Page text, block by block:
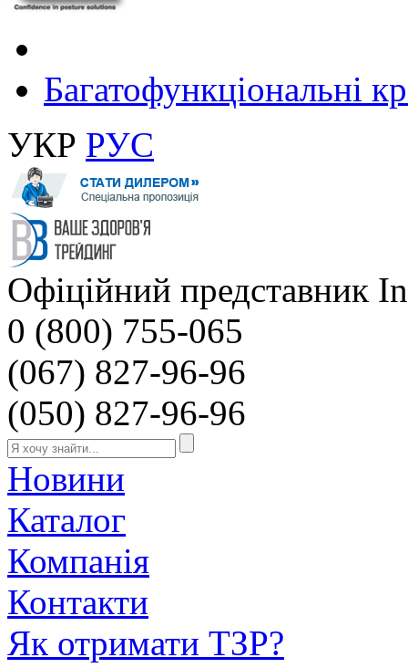
Багатофункціональні
УКР РУС
Офіційний представник
0 (800) 755-065
(067) 827-96-96
(050) 827-96-96
Новини
Каталог
Компанія
Контакти
Як отримати ТЗР?